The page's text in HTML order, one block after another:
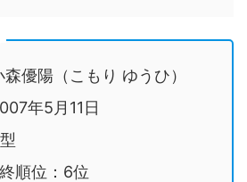
陽（こもり ゆうひ）
年5月11日
順位：6位